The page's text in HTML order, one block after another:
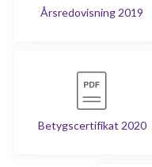
Årsredovisning 2019
Betygscertifikat 2020